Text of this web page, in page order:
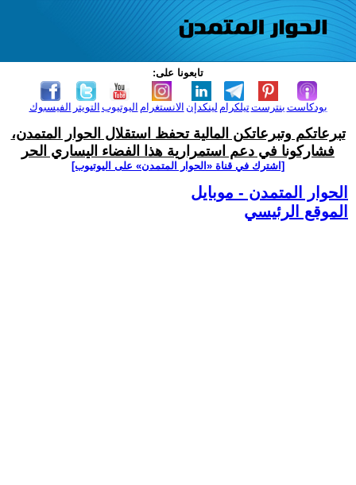
تابعونا على:
الفيسبوك التويتر اليوتيوب الانستغرام لينكدإن تيلكرامبنترست بودكاست
تبرعاتكم وتبرعاتكن المالية تحفظ استقلال الحوار المتمدن،
فشاركونا في دعم استمرارية هذا الفضاء اليساري الحر
[اشترك في قناة ‫«الحوار المتمدن» على اليوتيوب]
الحوار المتمدن - موبايل
الموقع الرئيسي